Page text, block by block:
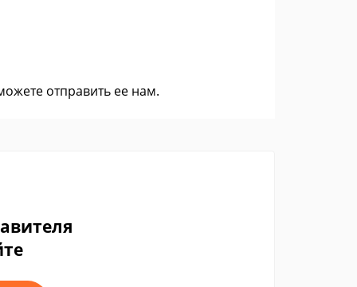
отправить ее нам.